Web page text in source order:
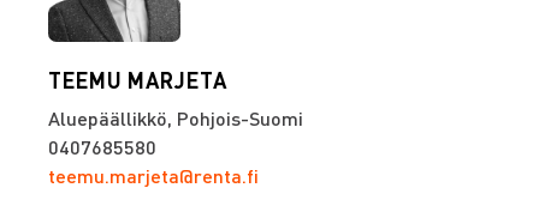
TEEMU MARJETA
Aluepäällikkö, Pohjois-Suomi
0407685580
teemu.marjeta@renta.fi